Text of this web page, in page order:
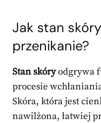
Jak stan
przenikanie?
Stan skóryodgrywa
procesie
Skóra, która jest
nawilżona, łatwiej